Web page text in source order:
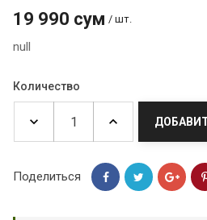
19 990 сум / шт.
null
Количество
Поделиться